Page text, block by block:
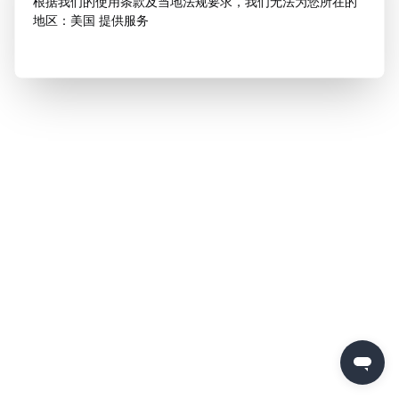
地区：美国 提供服务